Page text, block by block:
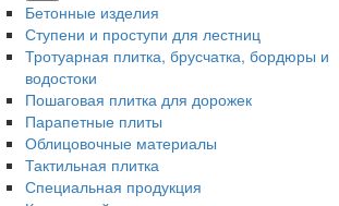
Бетонные изделия
Ступени и проступи для лестниц
Тротуарная плитка, брусчатка, бордюры и
водостоки
Пошаговая плитка для дорожек
Парапетные плиты
Облицовочные материалы
Тактильная плитка
Специальная продукция